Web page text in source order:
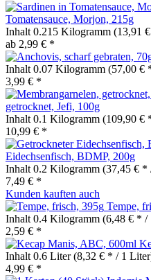
Tomatensauce, Morjon, 215g
Inhalt 0.215 Kilogramm (13,91
ab 2,99 € *
Inhalt 0.07 Kilogramm (57,00 €
3,99 € *
getrocknet, Jefi, 100g
Inhalt 0.1 Kilogramm (109,90 €
10,99 € *
Eidechsenfisch, BDMP, 200g
Inhalt 0.2 Kilogramm (37,45 € *
7,49 € *
Kunden kauften auch
Tempe,
Inhalt 0.4 Kilogramm (6,48 € * /
2,59 € *
Inhalt 0.6 Liter(8,32 € * / 1
4,99 € *